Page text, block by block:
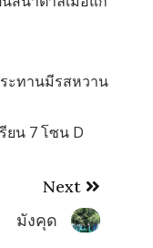
ะทานมีรสหวาน
ยน 7 โซน D
Next
มังคุด